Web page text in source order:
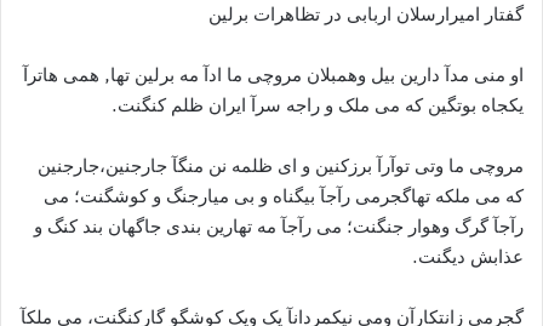
گفتار امیرارسلان اربابی در تظاهرات برلین
او منی مدآ دارین بیل وهمبلان مروچی ما ادآ مه برلین تها, همی هاترآ
یکجاه بوتگین که می ملک و راجه سرآ ایران ظلم کنگنت.
مروچی ما وتی توآرآ برزکنین و ای ظلمه نن منگآ جارجنین،جارجنین
که می ملکه تهاگجرمی رآجآ بیگناه و بی میارجنگ و کوشگنت؛ می
رآجآ گرگ وهوار جنگنت؛ می رآجآ مه تهارین بندی جاگهان بند کنگ و
عذابش دیگنت.
گجرمی زانتکارآن ومی نیکمردانآ یک ویک کوشگو گارکنگنت، می ملکآ